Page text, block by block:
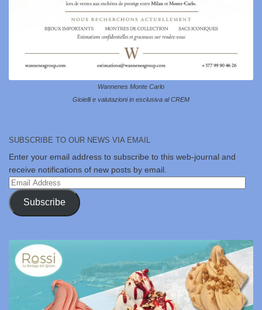
Wannenes Monte Carlo
Gioielli e valutazioni in esclusiva al CREM
SUBSCRIBE TO OUR NEWS VIA EMAIL
Enter your email address to subscribe to this web-journal and
receive notifications of new posts by email.
Email
Address
Subscribe